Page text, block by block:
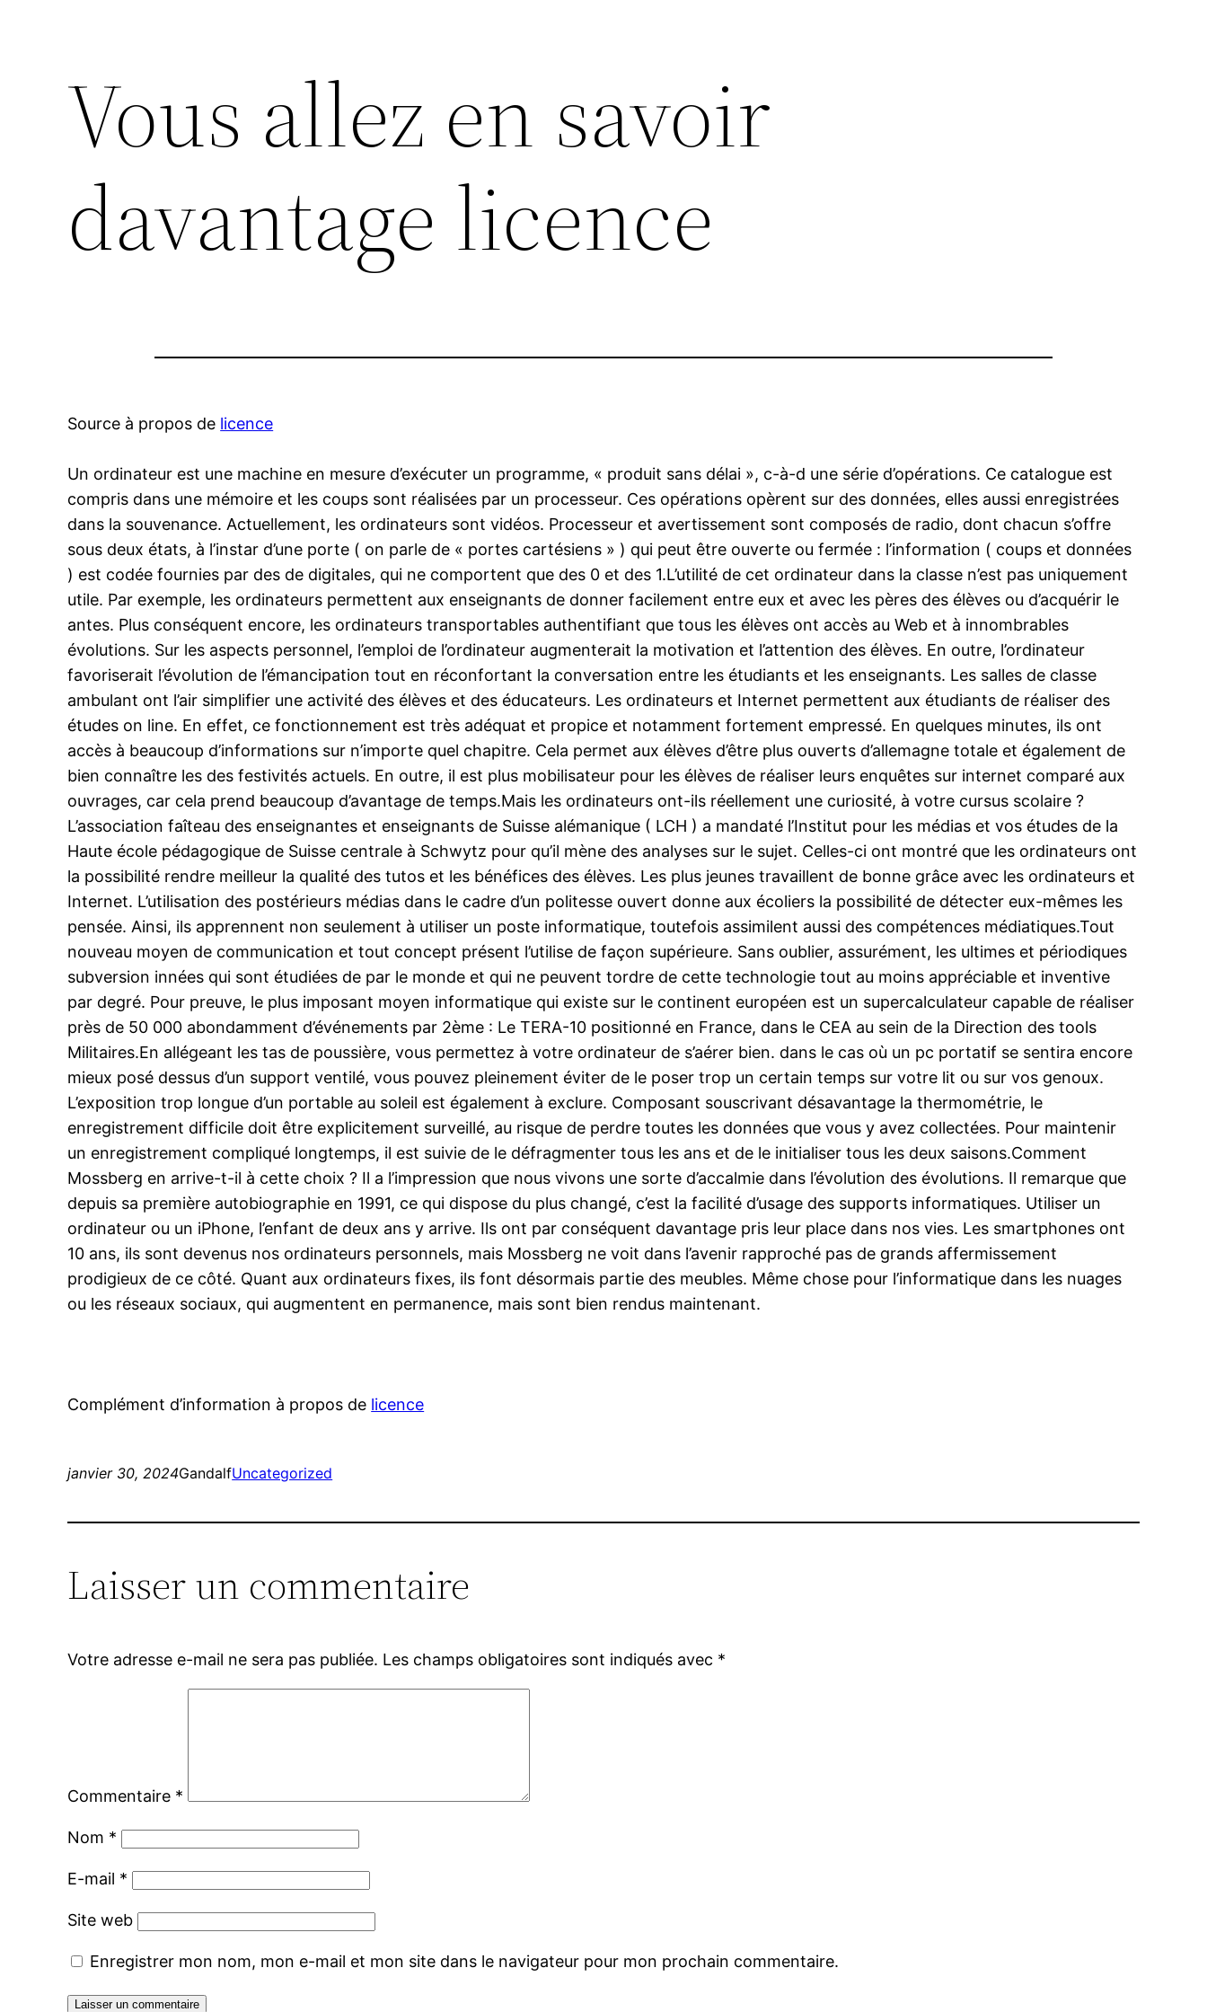
Vous allez en savoir
davantage licence
Source à propos de licence
Un ordinateur est une machine en mesure d’exécuter un programme, « produit sans délai », c-à-d une série d’opérations. Ce catalogue est
compris dans une mémoire et les coups sont réalisées par un processeur. Ces opérations opèrent sur des données, elles aussi enregistrées
dans la souvenance. Actuellement, les ordinateurs sont vidéos. Processeur et avertissement sont composés de radio, dont chacun s’offre
sous deux états, à l’instar d’une porte ( on parle de « portes cartésiens » ) qui peut être ouverte ou fermée : l’information ( coups et données
) est codée fournies par des de digitales, qui ne comportent que des 0 et des 1.L’utilité de cet ordinateur dans la classe n’est pas uniquement
utile. Par exemple, les ordinateurs permettent aux enseignants de donner facilement entre eux et avec les pères des élèves ou d’acquérir le
antes. Plus conséquent encore, les ordinateurs transportables authentifiant que tous les élèves ont accès au Web et à innombrables
évolutions. Sur les aspects personnel, l’emploi de l’ordinateur augmenterait la motivation et l’attention des élèves. En outre, l’ordinateur
favoriserait l’évolution de l’émancipation tout en réconfortant la conversation entre les étudiants et les enseignants. Les salles de classe
ambulant ont l’air simplifier une activité des élèves et des éducateurs. Les ordinateurs et Internet permettent aux étudiants de réaliser des
études on line. En effet, ce fonctionnement est très adéquat et propice et notamment fortement empressé. En quelques minutes, ils ont
accès à beaucoup d’informations sur n’importe quel chapitre. Cela permet aux élèves d’être plus ouverts d’allemagne totale et également de
bien connaître les des festivités actuels. En outre, il est plus mobilisateur pour les élèves de réaliser leurs enquêtes sur internet comparé aux
ouvrages, car cela prend beaucoup d’avantage de temps.Mais les ordinateurs ont-ils réellement une curiosité, à votre cursus scolaire ?
L’association faîteau des enseignantes et enseignants de Suisse alémanique ( LCH ) a mandaté l’Institut pour les médias et vos études de la
Haute école pédagogique de Suisse centrale à Schwytz pour qu’il mène des analyses sur le sujet. Celles-ci ont montré que les ordinateurs ont
la possibilité rendre meilleur la qualité des tutos et les bénéfices des élèves. Les plus jeunes travaillent de bonne grâce avec les ordinateurs et
Internet. L’utilisation des postérieurs médias dans le cadre d’un politesse ouvert donne aux écoliers la possibilité de détecter eux-mêmes les
pensée. Ainsi, ils apprennent non seulement à utiliser un poste informatique, toutefois assimilent aussi des compétences médiatiques.Tout
nouveau moyen de communication et tout concept présent l’utilise de façon supérieure. Sans oublier, assurément, les ultimes et périodiques
subversion innées qui sont étudiées de par le monde et qui ne peuvent tordre de cette technologie tout au moins appréciable et inventive
par degré. Pour preuve, le plus imposant moyen informatique qui existe sur le continent européen est un supercalculateur capable de réaliser
près de 50 000 abondamment d’événements par 2ème : Le TERA-10 positionné en France, dans le CEA au sein de la Direction des tools
Militaires.En allégeant les tas de poussière, vous permettez à votre ordinateur de s’aérer bien. dans le cas où un pc portatif se sentira encore
mieux posé dessus d’un support ventilé, vous pouvez pleinement éviter de le poser trop un certain temps sur votre lit ou sur vos genoux.
L’exposition trop longue d’un portable au soleil est également à exclure. Composant souscrivant désavantage la thermométrie, le
enregistrement difficile doit être explicitement surveillé, au risque de perdre toutes les données que vous y avez collectées. Pour maintenir
un enregistrement compliqué longtemps, il est suivie de le défragmenter tous les ans et de le initialiser tous les deux saisons.Comment
Mossberg en arrive-t-il à cette choix ? Il a l’impression que nous vivons une sorte d’accalmie dans l’évolution des évolutions. Il remarque que
depuis sa première autobiographie en 1991, ce qui dispose du plus changé, c’est la facilité d’usage des supports informatiques. Utiliser un
ordinateur ou un iPhone, l’enfant de deux ans y arrive. Ils ont par conséquent davantage pris leur place dans nos vies. Les smartphones ont
10 ans, ils sont devenus nos ordinateurs personnels, mais Mossberg ne voit dans l’avenir rapproché pas de grands affermissement
prodigieux de ce côté. Quant aux ordinateurs fixes, ils font désormais partie des meubles. Même chose pour l’informatique dans les nuages
ou les réseaux sociaux, qui augmentent en permanence, mais sont bien rendus maintenant.
Complément d’information à propos de licence
janvier 30, 2024GandalfUncategorized
Laisser un commentaire
Votre adresse e-mail ne sera pas publiée. Les champs obligatoires sont indiqués avec *
Commentaire *
Nom *
E-mail *
Site web
Enregistrer mon nom, mon e-mail et mon site dans le navigateur pour mon prochain commentaire.